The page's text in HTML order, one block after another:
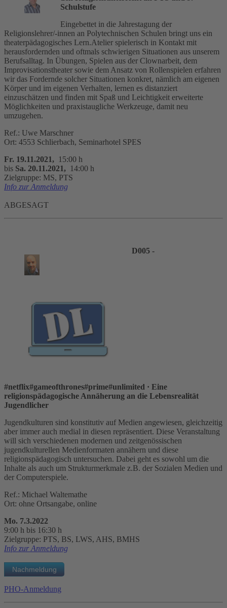
Schulstufe
Eingebettet in die Jahrestagung der
Religionslehrer/-innen an Polytechnischen Schulen bringt uns ein
theaterpädagogisches Lern.Atelier spielerisch in Kontakt mit
herausfordernden und oftmals schwierigen Situationen aus unserem
Berufsalltag. In Übungen, Spielen aus der Clownarbeit, dem
Improvisationstheater sowie dem Ansatz von Rollenspielen erfahren
wir das Fordernde solcher Situationen konkret, nämlich am eigenen
Körper und im eigenen Verhalten, lernen es distanziert
einzuschätzen und finden mit Spaß und Leichtigkeit erweiterte
Möglichkeiten und praxistaugliche Werkzeuge, damit neu
umzugehen.
Ref.: Uwe Marschner
Ort: 4553 Schlierbach, Seminarhotel SPES
Fr. 19.11.2021, 15:00 h
bis Sa. 20.11.2021, 14:00 h
Zielgruppe: MS, PTS
Info zur Anmeldung
ABGESAGT
D005 -
#netflix#gameofthrones#prime#unlimited · Eine
religionspädagogische Annäherung an die Lebensrealität
Jugendlicher
Jugendkulturen sind konstitutiv auf Medien angewiesen, gleichzeitig
aber immer auch medial in diesen repräsentiert. Diese Veranstaltung
will sich verschiedenen modernen und zeitgenössischen
jugendkulturellen Medienformaten annähern und diese
religionspädagogisch untersuchen. Dabei geht es sowohl um die
Inhalte als auch um Strukturmerkmale z.B. der Sozialen Medien und
der Computerspiele.
Ref.: Michael Waltemathe
Ort: ohne Ortsangabe, online
Mo. 7.3.2022
9:00 h bis 16:30 h
Zielgruppe: PTS, BS, LWS, AHS, BMHS
Info zur Anmeldung
PHO-Anmeldung